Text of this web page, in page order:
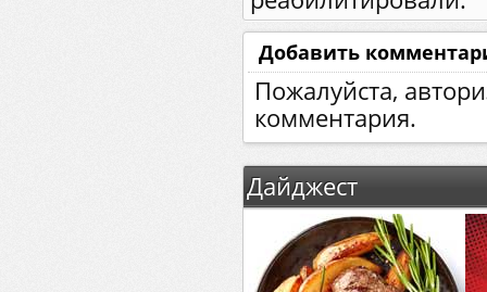
Добавить
Пожалуйста,
комментария.
Дайджест